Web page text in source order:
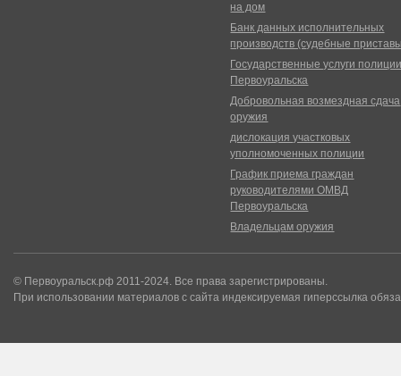
на дом
Банк данных исполнительных
производств (судебные
Государственные услуги
Первоуральска
Добровольная возмездная сдача
оружия
дислокация участковых
уполномоченных полиции
График приема граждан
руководителями ОМВД
Первоуральска
Владельцам оружия
© Первоуральск.рф 2011-2024. Все права зарегистрированы.
При использовании материалов с сайта индексируемая гиперссылка